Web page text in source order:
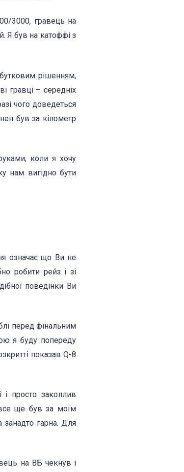
3000, гравець на
Я був на катоффі з
рішенням,
гравці – середніх
чого доведеться
був за кілометр
коли я хочу
нам вигідно бути
означає що Ви не
робити рейз і зі
поведінки Ви
перед фінальним
я буду попереду
показав Q-8
просто заколлив
ще був за моїм
гарна. Для
на ВБ чекнув і